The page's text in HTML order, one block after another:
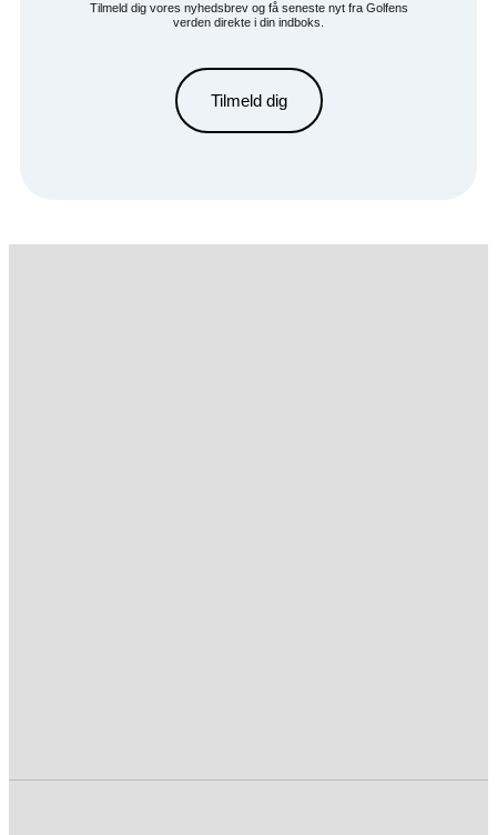
Tilmeld dig vores nyhedsbrev og få seneste nyt fra Golfens
verden direkte i din indboks.
Tilmeld dig